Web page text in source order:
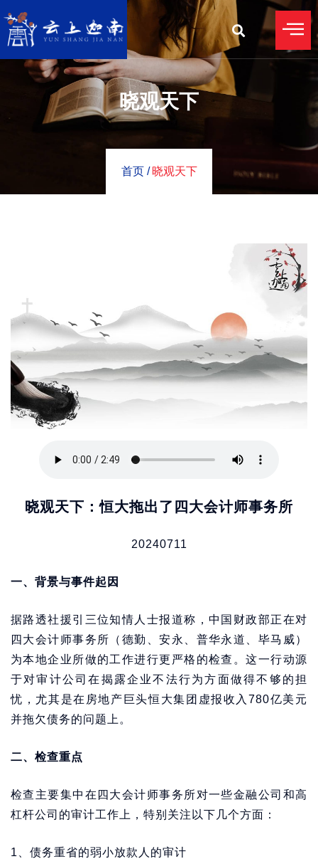
晓观天下
首页 / 晓观天下
晓观天下：恒大拖出了四大会计师事务所
20240711
一、背景与事件起因
据路透社援引三位知情人士报道称，中国财政部正在对
四大会计师事务所（德勤、安永、普华永道、毕马威）
为本地企业所做的工作进行更严格的检查。这一行动源
于对审计公司在揭露企业不法行为方面做得不够的担
忧，尤其是在房地产巨头恒大集团虚报收入780亿美元
并拖欠债务的问题上。
二、检查重点
检查主要集中在四大会计师事务所对一些金融公司和高
杠杆公司的审计工作上，特别关注以下几个方面：
1、债务重省的弱小放款人的审计